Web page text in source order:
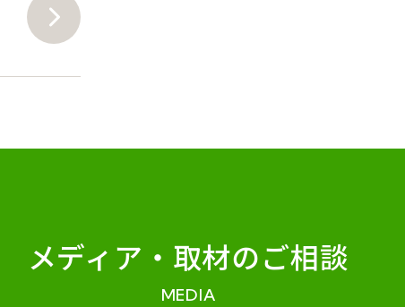
メディア・ 取材のご相談
MEDIA